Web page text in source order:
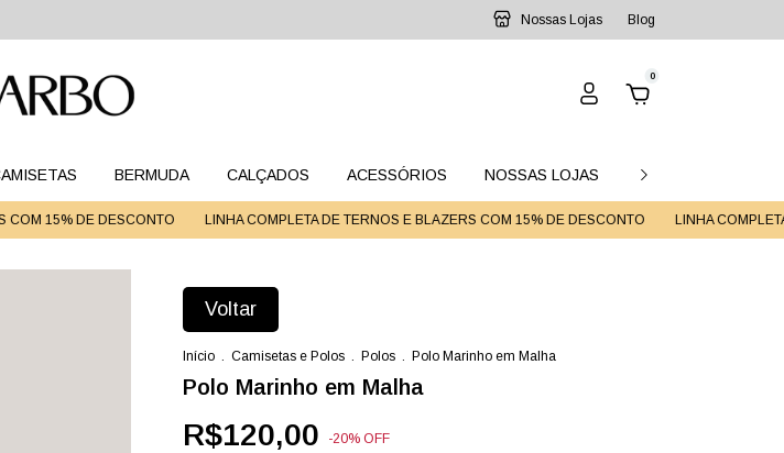
Nossas Lojas Blog
0
BERMUDA CALÇADOS ACESSÓRIOS NOSSAS LOJAS GUIA DE MEDIDAS
15% DE DESCONTO LINHA COMPLETA DE TERNOS E BLAZERS COM 15% DE DESCONTO LINHA COMPLETA DE
Voltar
Início Camisetas e Polos Polos Polo Marinho em Malha
Polo Marinho em Malha
R$120,00 -20% OFF